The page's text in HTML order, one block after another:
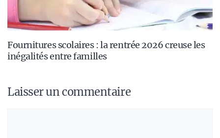
Fournitures scolaires : la rentrée 2026 creuse les
inégalités entre familles
Laisser un commentaire